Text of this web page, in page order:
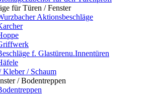
für Türen / Fenster
Aktionsbeschläge
f. Glastürenu.Innentüren
Kleber / Schaum
/ Bodentreppen